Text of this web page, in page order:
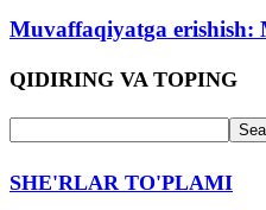
Muvaffaqiyatga erishish:
QIDIRING VA TOPING
SHE'RLAR TO'PLAMI